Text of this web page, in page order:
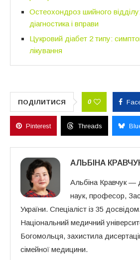
Остеохондроз шийного
діагностика і вправи
Цукровий діабет 2 типу:
лікування
ПОДІЛИТИСЯ 0
Pinterest Threads
АЛЬБІНА
Альбіна Кравчук —
наук, професор,
України. Спеціаліст із 35
Національний медичний
Богомольця, захистила
сімейної медицини.